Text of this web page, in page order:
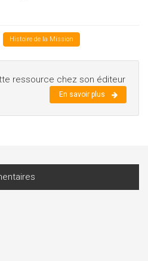
Histoire de la Mission
ressource chez son éditeur
En savoir plus